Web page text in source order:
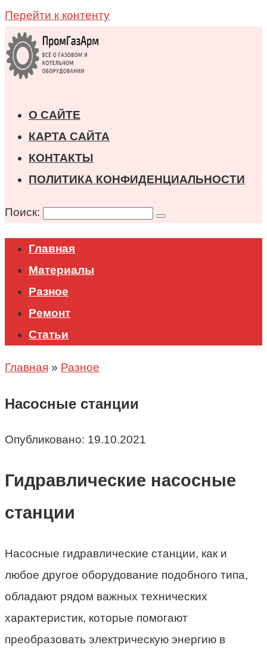
Перейти к контенту
О САЙТЕ
КАРТА САЙТА
КОНТАКТЫ
ПОЛИТИКА КОНФИДЕНЦИАЛЬНОСТИ
Поиск:
Главная
Материалы
Разное
Ремонт
Статьи
Главная » Разное
Насосные станции
Опубликовано: 19.10.2021
Гидравлические насосные
станции
Насосные гидравлические станции, как и
любое другое оборудование подобного типа,
обладают рядом важных технических
характеристик, которые помогают
преобразовать электрическую энергию в